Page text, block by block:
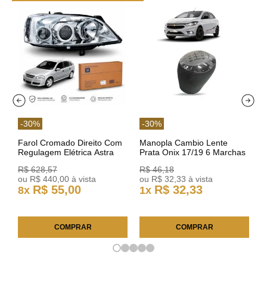
-30%
Farol Cromado Direito Com
Regulagem Elétrica Astra
R$ 628,57
ou R$ 440 00 à vista
8x R$ 55,00
COMPRAR
-30%
Manopla Cambio Lente
Prata Onix 17/19 6 Marchas
R$ 46,18
ou R$ 32 33 à vista
1x R$ 32,33
COMPRAR